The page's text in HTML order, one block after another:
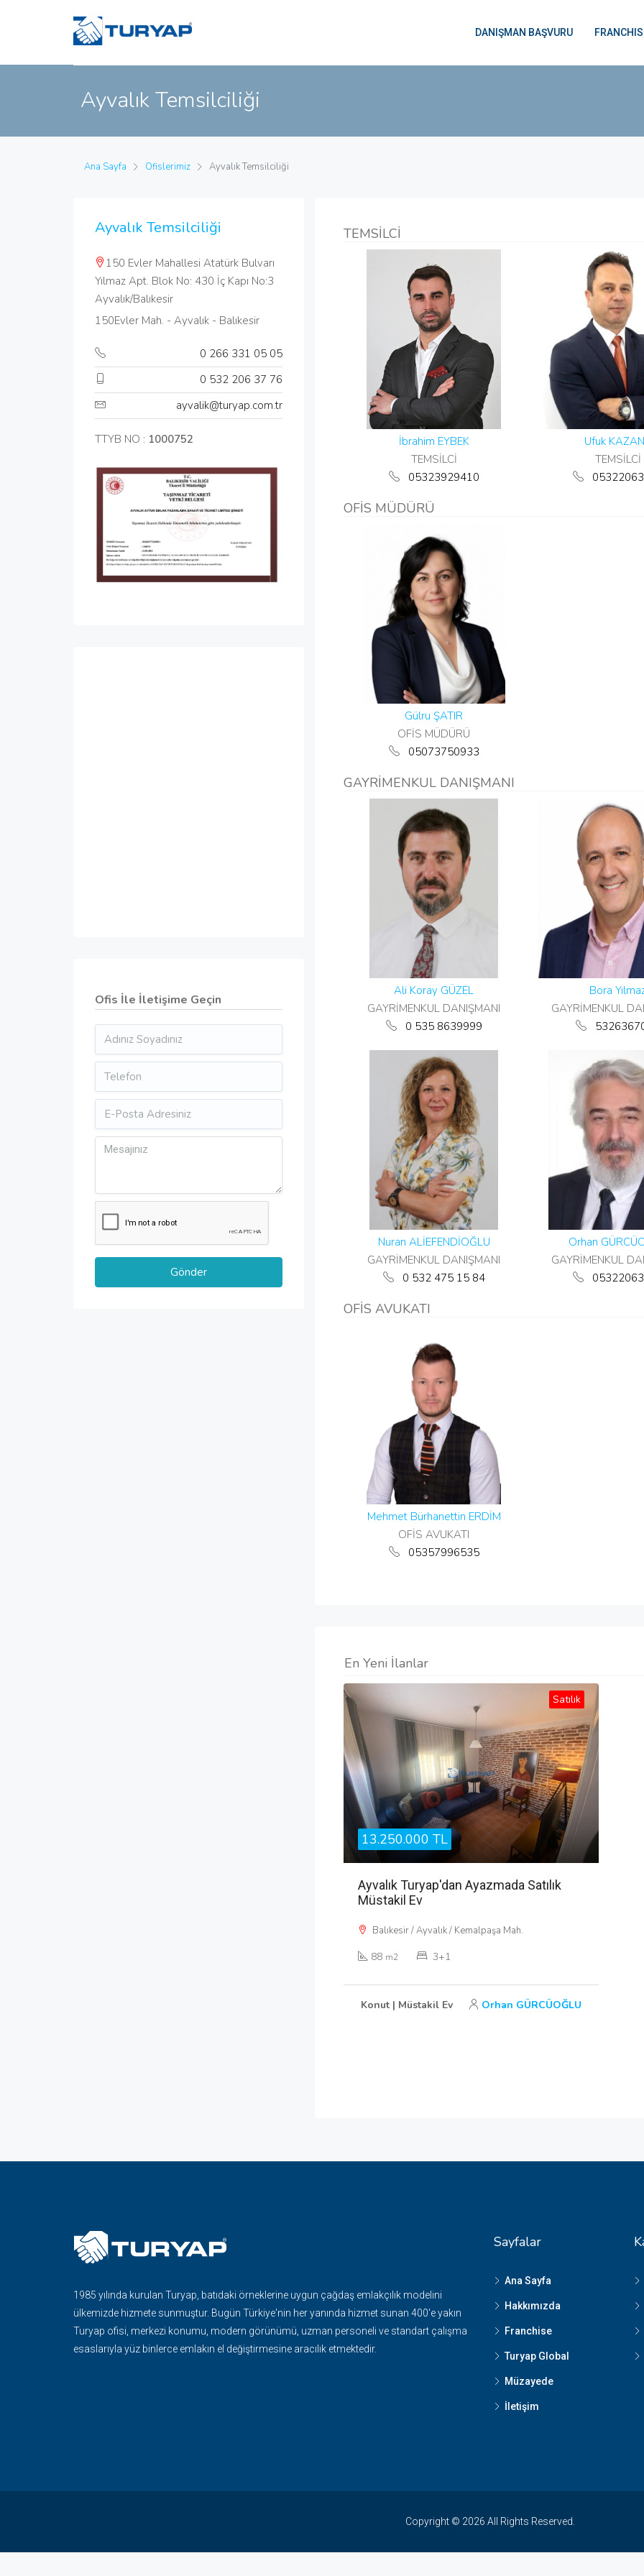
DANIŞMAN BAŞVURU
Ayvalık Temsilciliği
Ana Sayfa Ofislerimiz Ayvalık Temsilciliği
Ayvalık Temsilciliği
150 Evler Mahallesi Atatürk Bulvarı
Yılmaz Apt. Blok No: 430 İç Kapı No:3
Ayvalık/Balıkesir
150Evler Mah. - Ayvalık - Balıkesir
0 266 331 05 05
0 532 206 37 76
ayvalik@turyap.com.tr
TTYB NO : 1000752
Ofis İle İletişime Geçin
TEMSİLCİ
İbrahim EYBEK
TEMSİLCİ
05323929410
Ufuk
TEMSİLCİ
OFİS MÜDÜRÜ
Gülru ŞATIR
OFİS MÜDÜRÜ
05073750933
GAYRİMENKUL DANIŞMANI
Ali Koray GÜZEL
GAYRİMENKUL DANIŞMANI
0 535 8639999
Bora
GAYRİMENKUL
Nuran ALİEFENDİOĞLU
GAYRİMENKUL DANIŞMANI
0 532 475 15 84
Orhan
GAYRİMENKUL
OFİS AVUKATI
Mehmet Bürhanettin ERDİM
OFİS AVUKATI
05357996535
En Yeni İlanlar
Satılık
13.250.000 TL
Ayvalık Turyap'dan Ayazmada Satılık
Müstakil Ev
Balıkesir / Ayvalık / Kemalpaşa Mah.
88 m2 3+1
Konut | Müstakil Ev Orhan GÜRCÜOĞLU
1985 yılında kurulan Turyap, batıdaki örneklerine uygun çağdaş emlakçılık modelini
ülkemizde hizmete sunmuştur. Bugün Türkiye'nin her yanında hizmet sunan 400'e yakın
Turyap ofisi, merkezi konumu, modern görünümü, uzman personeli ve standart çalışma
esaslarıyla yüz binlerce emlakın el değiştirmesine aracılık etmektedir.
Sayfalar
Ana Sayfa
Hakkımızda
Franchise
Turyap Global
Müzayede
İletişim
Copyright © 2026 All Rights Reserved.